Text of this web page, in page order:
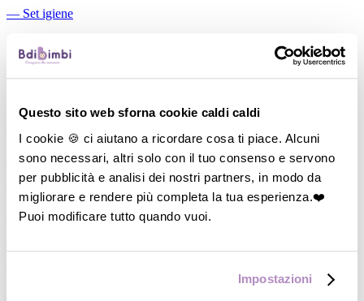
Questo sito web sforna cookie caldi caldi
I cookie 🍪 ci aiutano a ricordare cosa ti piace. Alcuni
sono necessari, altri solo con il tuo consenso e servono
per pubblicità e analisi dei nostri partners, in modo da
migliorare e rendere più completa la tua esperienza.❤️
Puoi modificare tutto quando vuoi.
Impostazioni
― Set igiene
Aspiratori nasali manuali
―
Cuscini allattamento
―Biberon
―
Tettarelle
―Succhietti